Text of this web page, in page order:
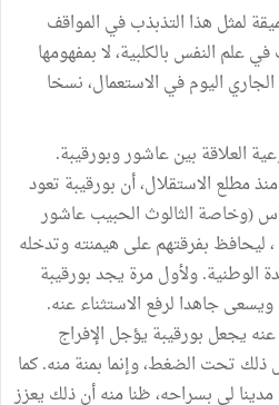
لمثل هذا التذبذب في المواقف
علم النفس بالكلبية، لا بمفهومها
الجاري اليوم في الاستعمال، نسخا
العلاقة بين عاشور وبورقيبة.
مطلع الاستقلال، أن بورقيبة تعود
(وخاصة الثالوث الحبيب عاشور
ليحافظ بفرقتهم على هيمنته وتدخله
الوطنية. ولأول مرة يجد بورقيبة
جاهدا لرفع الاستثناء عنه.
يجعل بورقيبة يؤجل الإفراج
ذلك تحت الضغط، وإنما بمنة منه. كما
لي بسراحه، ظنا منه أن ذلك يعزز